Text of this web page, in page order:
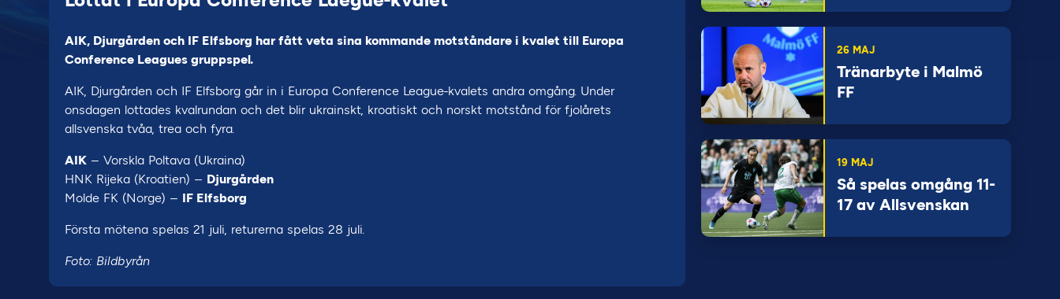
AIK, Djurgården och IF Elfsborg har fått veta sina kommande motståndare i kvalet till Europa
Conference Leagues gruppspel.
AIK, Djurgården och IF Elfsborg går in i Europa Conference League-kvalets andra omgång. Under
onsdagen lottades kvalrundan och det blir ukrainskt, kroatiskt och norskt motstånd för fjolårets
allsvenska tvåa, trea och fyra.
AIK – Vorskla Poltava (Ukraina)
HNK Rijeka (Kroatien) – Djurgården
Molde FK (Norge) – IF Elfsborg
Första mötena spelas 21 juli, returerna spelas 28 juli.
Foto: Bildbyrån
26 MAJ
Tränarbyte i Malmö
FF
19 MAJ
Så spelas omgång 11-
17 av Allsvenskan